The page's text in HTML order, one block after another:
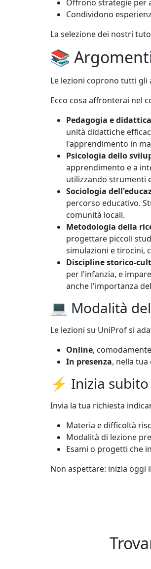
Offrono strategie per
Condividono
La selezione dei nostri
📚
Le lezioni coprono tutti
Ecco cosa affronterai nel
Pedagogia e didattica
unità didattiche
l'apprendimento in
Psicologia dello
apprendimento e a
utilizzando strumenti
Sociologia
percorso educativo.
comunità locali.
Metodologia della
progettare piccoli
simulazioni e tirocini,
Discipline storico-
per l'infanzia, e
anche l'importanza
💻 Modalità
Le lezioni su UniProf si
Online,
In presenza, nella tua
⚡ Inizia
Invia la tua richiesta
Materia e difficoltà
Modalità di lezione
Esami o progetti che
Non aspettare: inizia oggi